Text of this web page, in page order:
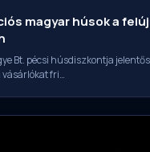
magyar húsok a
Bt. pécsi húsdiszkontja jelentős
vásárlókat fri…